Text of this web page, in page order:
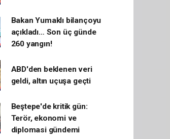
Bakan Yumaklı bilançoyu
açıkladı… Son üç günde
260 yangın!
ABD'den beklenen veri
geldi, altın uçuşa geçti
Beştepe'de kritik gün:
Terör, ekonomi ve
diplomasi gündemi